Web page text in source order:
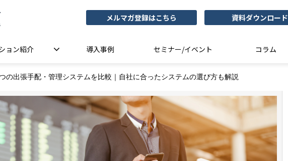
メルマガ登録はこちら 資料ダウンロード
ョン紹介 導入事例 セミナー/イベント コラム
の出張手配・管理システムを比較｜自社に合ったシステムの選び方も解説